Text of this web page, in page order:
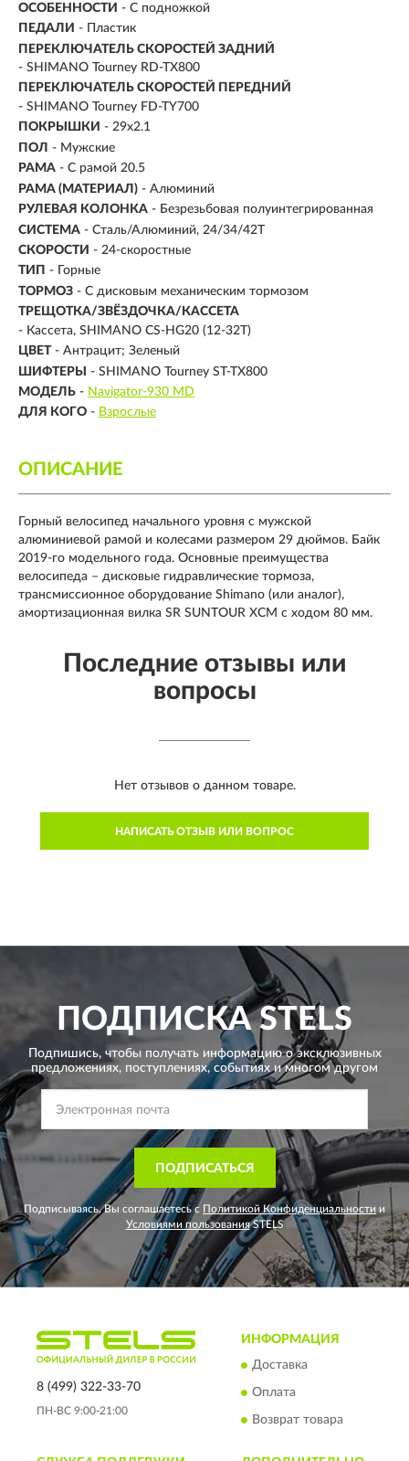
ОСОБЕННОСТИ - С подножкой
ПЕДАЛИ - Пластик
ПЕРЕКЛЮЧАТЕЛЬ СКОРОСТЕЙ ЗАДНИЙ
- SHIMANO Tourney RD-TX800
ПЕРЕКЛЮЧАТЕЛЬ СКОРОСТЕЙ ПЕРЕДНИЙ
- SHIMANO Tourney FD-TY700
ПОКРЫШКИ - 29x2.1
ПОЛ - Мужские
РАМА - С рамой 20.5
РАМА (МАТЕРИАЛ) - Алюминий
РУЛЕВАЯ КОЛОНКА - Безрезьбовая полуинтегрированная
СИСТЕМА - Сталь/Алюминий, 24/34/42Т
СКОРОСТИ - 24-скоростные
ТИП -
Горные
ТОРМОЗ - С дисковым механическим тормозом
ТРЕЩОТКА/ЗВЁЗДОЧКА/КАССЕТА
- Кассета, SHIMANO CS-HG20 (12-32T)
ЦВЕТ - Антрацит; Зеленый
ШИФТЕРЫ
- SHIMANO Tourney ST-TX800
МОДЕЛЬ - Navigator-930 MD
ДЛЯ КОГО - Взрослые
ОПИСАНИЕ
Горный велосипед начального уровня с мужской
алюминиевой рамой и колесами размером 29 дюймов. Байк
2019-го модельного года. Основные преимущества
велосипеда – дисковые гидравлические тормоза,
трансмиссионное оборудование Shimano (или аналог),
амортизационная вилка SR SUNTOUR XCM с ходом 80 мм.
Последние отзывы или
вопросы
Нет отзывов о данном товаре.
НАПИСАТЬ ОТЗЫВ ИЛИ ВОПРОС
ПОДПИСКАSTELS
Подпишись, чтобы получать информацию о эксклюзивных
предложениях, поступлениях, событиях и многом другом
ПОДПИСАТЬСЯ
Подписываясь, Вы соглашаетесь с Политикой Конфиденциальности и
Условиями пользованияSTELS
8 (499) 322-33-70
ПН-ВС 9:00-21:00
ИНФОРМАЦИЯ
Доставка
Оплата
Возврат товара